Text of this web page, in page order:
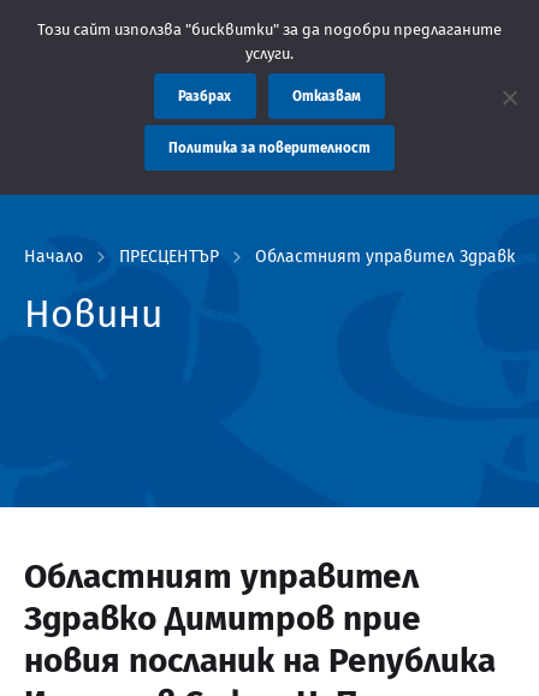
администрация Пловдив препоръчва заплащането на
Начало ПРЕСЦЕНТЪР Областният управител Здравко
Новини
Областният управител
Здравко Димитров прие
новия посланик на Република
Този сайт използва "бисквитки" за да подобри предлаганите
услуги.
Разбрах Отказвам
Политика за поверителност